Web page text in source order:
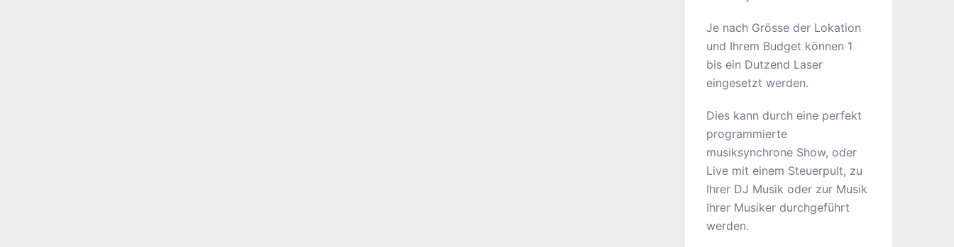
Je nach Grösse der Lokation
und Ihrem Budget können 1
bis ein Dutzend Laser
eingesetzt werden.
Dies kann durch eine perfekt
programmierte
musiksynchrone Show, oder
Live mit einem Steuerpult, zu
Ihrer DJ Musik oder zur Musik
Ihrer Musiker durchgeführt
werden.